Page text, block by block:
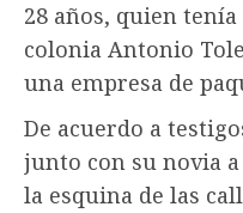
28 años, quien
colonia Antonio
una empresa de
De acuerdo a
junto con su novia
la esquina de las